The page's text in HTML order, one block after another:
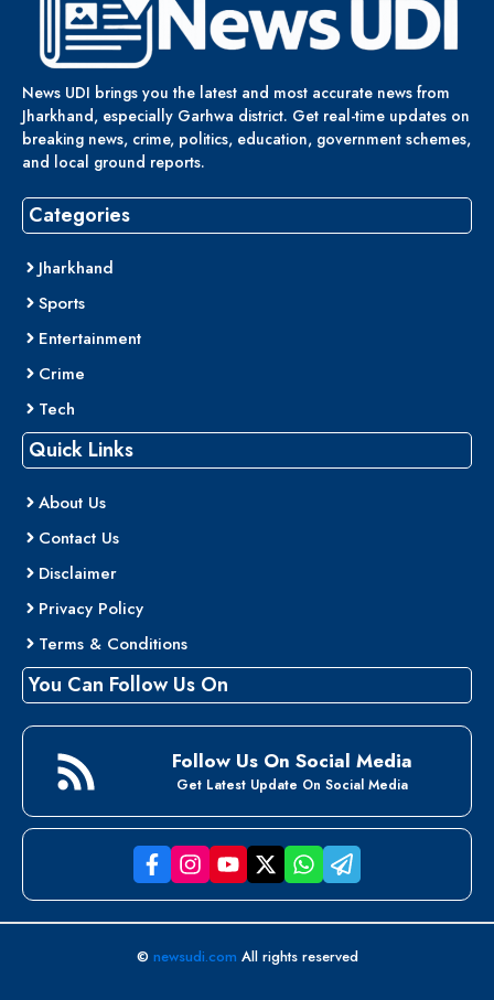
News UDI brings you the latest and most accurate news from
Jharkhand, especially Garhwa district. Get real-time updates on
breaking news, crime, politics, education, government schemes,
and local ground reports.
Categories
Jharkhand
Sports
Entertainment
Crime
Tech
Quick Links
About Us
Contact Us
Disclaimer
Privacy Policy
Terms & Conditions
You Can Follow Us On
Follow Us On Social Media
Get Latest Update On Social Media
© newsudi.com All rights reserved